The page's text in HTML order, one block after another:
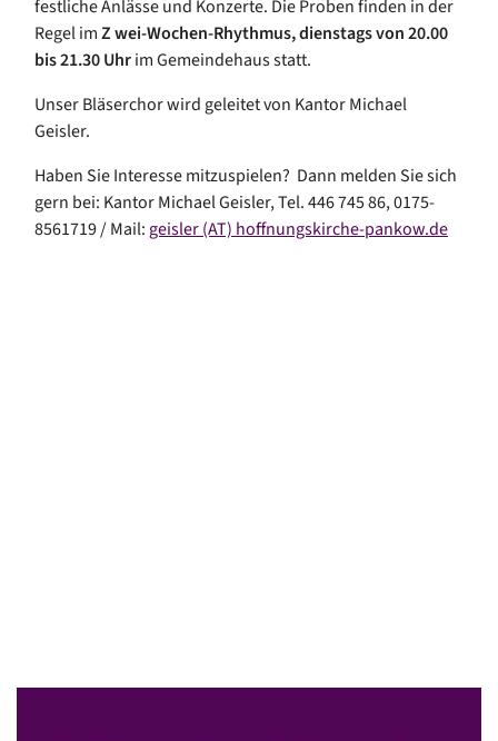
festliche Anlässe und Konzerte. Die Proben finden in der
Regel imZwei-Wochen-Rhythmus, dienstags von 20.00
bis 21.30 Uhrim Gemeindehaus statt.
Unser Bläserchor wird geleitet von Kantor Michael
Geisler.
Haben Sie Interesse mitzuspielen? Dann melden Sie sich
gern bei: Kantor Michael Geisler, Tel. 446 745 86, 0175-
8561719 / Mail:geisler (AT) hoffnungskirche-pankow.de